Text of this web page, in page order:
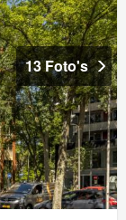
13 Foto's